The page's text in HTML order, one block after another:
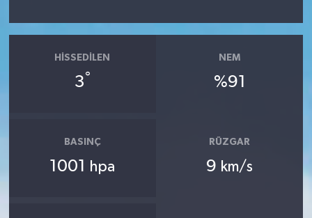
HISSEDILEN
3°
NEM
%91
BASINÇ
1001 hpa
RÜZGAR
9 km/s
OLAY
OTOMOTİV